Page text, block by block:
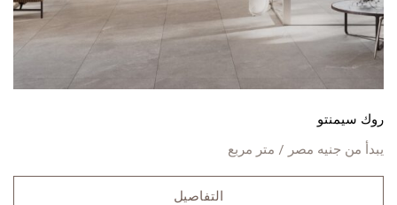
روك سيمنتو
يبدأ من جنيه مصر / متر مربع
التفاصيل